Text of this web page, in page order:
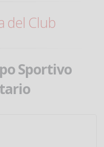
del Club
Sportivo